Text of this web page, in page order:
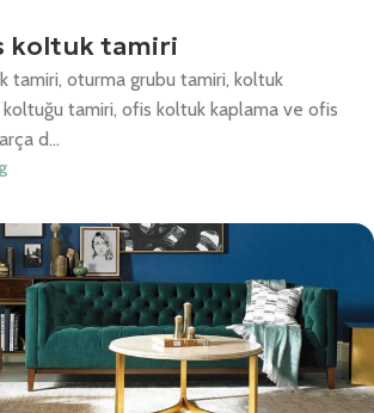
koltuk tamiri
tamiri, oturma grubu tamiri, koltuk
tamiri, ofis koltuk kaplama ve ofis
d...